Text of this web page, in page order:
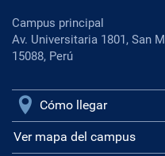
Campus principal
Av. Universitaria 1801, San
15088, Perú
Cómo llegar
Ver mapa del campus